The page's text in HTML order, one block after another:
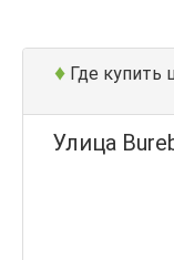
♦Где купить
Улица